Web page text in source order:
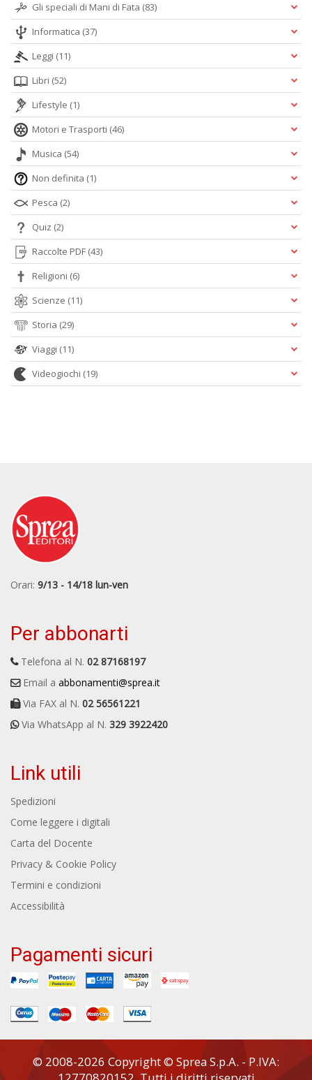
Gli speciali di Mani di Fata (83)
Informatica (37)
Leggi (11)
Libri (52)
Lifestyle (1)
Motori e Trasporti (46)
Musica (54)
Non definita (1)
Pesca (2)
Quiz (2)
Raccolte PDF (43)
Religioni (6)
Scienze (11)
Storia (29)
Viaggi (11)
Videogiochi (19)
Orari: 9/13 - 14/18 lun-ven
Per abbonarti
Telefona al N. 02 87168197
Email a abbonamenti@sprea.it
Via FAX al N. 02 56561221
Via WhatsApp al N. 329 3922420
Link utili
Spedizioni
Come leggere i digitali
Carta del Docente
Privacy & Cookie Policy
Termini e condizioni
Accessibilità
Pagamenti sicuri
© 2008-2026 Copyright © Sprea S.p.A. - P.IVA: